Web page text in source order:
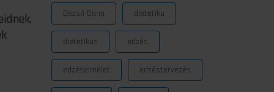
Dezső Dana dietetika
dietetikus edzés
edzéselmélet edzéstervezés